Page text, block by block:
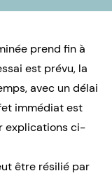
prend fin à
est prévu, la
avec un délai
immédiat est
explications ci-
être résilié par